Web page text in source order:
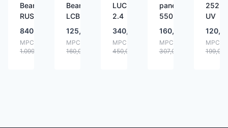
BeamZ
RUSH
840,00
MPC:
1.099,00
BeamZ
LCB224
125,00
MPC:
160,00
LUCID
2.4
340,00
MPC:
450,00
panel
550
160,00
MPC:
307,00
252
UV
MPC:
199,00